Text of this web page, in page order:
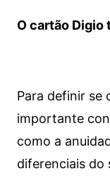
O cartão Digio
Para definir se
importante
como a
diferenciais do